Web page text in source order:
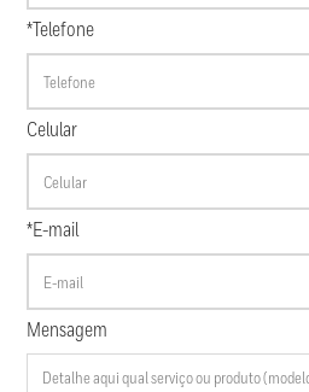
*Telefone
Celular
*E-mail
Mensagem